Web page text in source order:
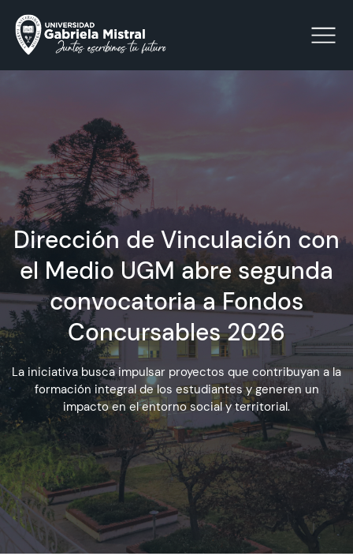
La Universidad
Facultades y Escuelas
Vinculación con el Medio
Investigación
Acreditación
Admisión
Dirección de Desarrollo Estudiantil
Becas y Beneficios
Estudiantes
Dirección de Vinculación con
el Medio UGM abre segunda
convocatoria a Fondos
Concursables 2026
La iniciativa busca impulsar proyectos que contribuyan a la
formación integral de los estudiantes y generen un
impacto en el entorno social y territorial.